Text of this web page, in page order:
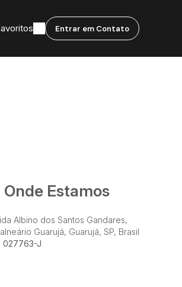
Entrar em Contato
Onde Estamos
Albino dos Santos Gandares,
Guarujá, Guarujá, SP, Brasil
027763-J